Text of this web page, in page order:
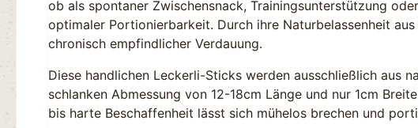
ob als spontaner Zwischensnack, Trainingsunterstützung
optimaler Portionierbarkeit. Durch ihre Naturbelassenheit
chronisch empfindlicher Verdauung.
Diese handlichen Leckerli-Sticks werden ausschließlich aus
schlanken Abmessung von 12-18cm Länge und nur 1cm
bis harte Beschaffenheit lässt sich mühelos brechen und